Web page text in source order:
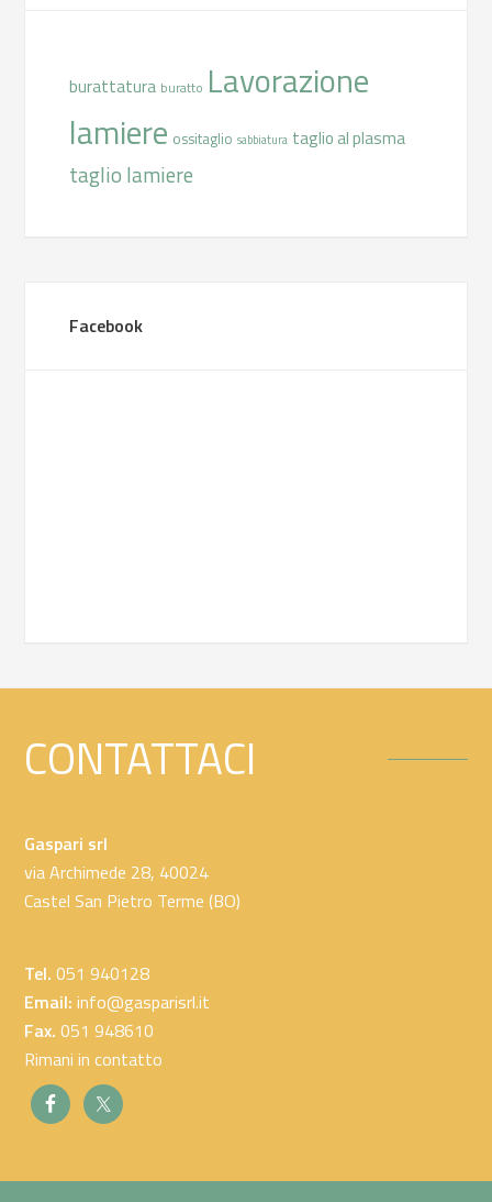
burattatura buratto Lavorazione
lamiere ossitaglio sabbiatura taglio al plasma
taglio lamiere
Facebook
CONTATTACI
Gaspari srl
via Archimede 28, 40024
Castel San Pietro Terme (BO)
Tel. 051 940128
Email: info@gasparisrl.it
Fax. 051 948610
Rimani in contatto